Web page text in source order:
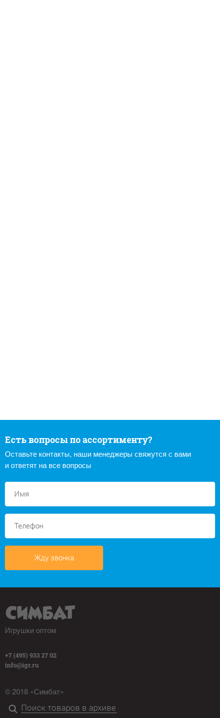
Есть вопросы по ассортименту?
Оставьте контакты, наши менеджеры свяжутся с вами
и ответят на все вопросы
Жду звонка
Игрушки оптом
+7 (495) 933 27 02
info@igr.ru
© 2018 «Симбат»